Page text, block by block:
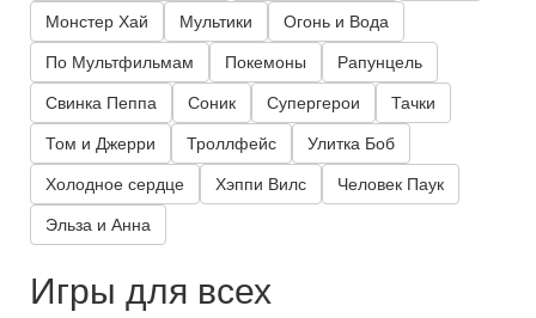
Монстер Хай Мультики Огонь и Вода
По Мультфильмам Покемоны Рапунцель
Свинка Пеппа Соник Супергерои Тачки
Том и Джерри Троллфейс Улитка Боб
Холодное сердце Хэппи Вилс Человек Паук
Эльза и Анна
Игры для всех